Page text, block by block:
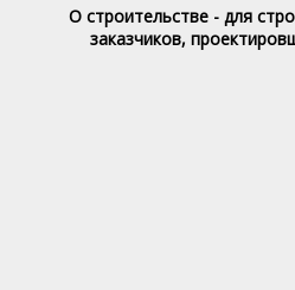
О строительстве - для
заказчиков,